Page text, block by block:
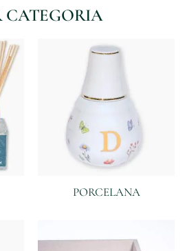
CATEGORIA
PORCELANA